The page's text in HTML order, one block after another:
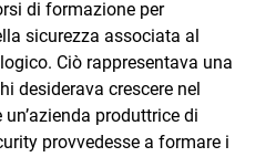
di formazione per
sicurezza associata al
Ciò rappresentava una
desiderava crescere nel
produttrice di
provvedesse a formare i